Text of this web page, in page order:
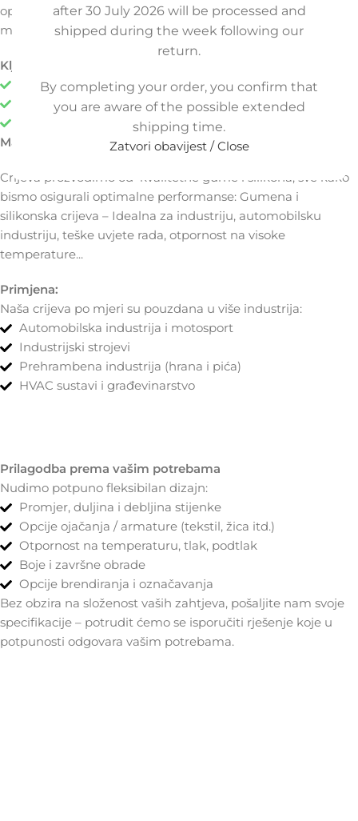
after 30 July 2026 will be processed and
shipped during the week following our
return.
By completing your order, you confirm that
you are aware of the possible extended
shipping time.
Zatvori obavijest / Close
optimalno rješenje u skladu s vašim zahtjevima i našim
mogućnostima.
Ključne prednosti:
Potpuno usklađeno s vašim sustavom
Poboljšana učinkovitost i dulji vijek trajanja
Manje potrebe za održavanjem i rjeđi zastoji
Materijali:
Crijeva prozvodimo od kvalitetne gume i silikona, sve kako
bismo osigurali optimalne performanse: Gumena i
silikonska crijeva – Idealna za industriju, automobilsku
industriju, teške uvjete rada, otpornost na visoke
temperature...
Primjena:
Naša crijeva po mjeri su pouzdana u više industrija:
Automobilska industrija i motosport
Industrijski strojevi
Prehrambena industrija (hrana i pića)
HVAC sustavi i građevinarstvo
Prilagodba prema vašim potrebama
Nudimo potpuno fleksibilan dizajn:
Promjer, duljina i debljina stijenke
Opcije ojačanja / armature (tekstil, žica itd.)
Otpornost na temperaturu, tlak, podtlak
Boje i završne obrade
Opcije brendiranja i označavanja
Bez obzira na složenost vaših zahtjeva, pošaljite nam svoje
specifikacije – potrudit ćemo se isporučiti rješenje koje u
potpunosti odgovara vašim potrebama.